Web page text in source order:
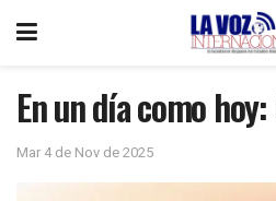
En un día como
Mar 4 de Nov de 2025